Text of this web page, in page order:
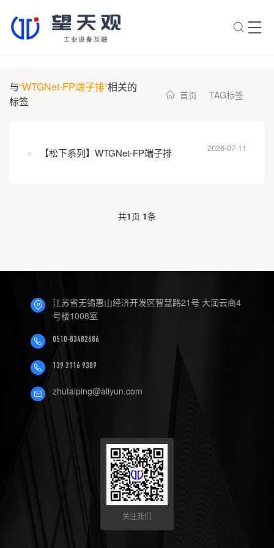
与“WTGNet-FP端子排”相关的
标签
首页 TAG标签
【松下系列】WTGNet-FP端子排 2026-07-11
共1页 1条
江苏省无锡惠山经济开发区智慧路21号 大润云商4
号楼1008室
0510-83482686
139 2116 9389
zhutaiping@aliyun.com
关注我们
AI智能助手
常见问题
2.望天观网关支持哪些组网方
服务？